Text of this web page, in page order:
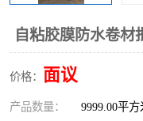
自粘胶膜防水卷材
价格： 面议
产品数量： 9999.00平方